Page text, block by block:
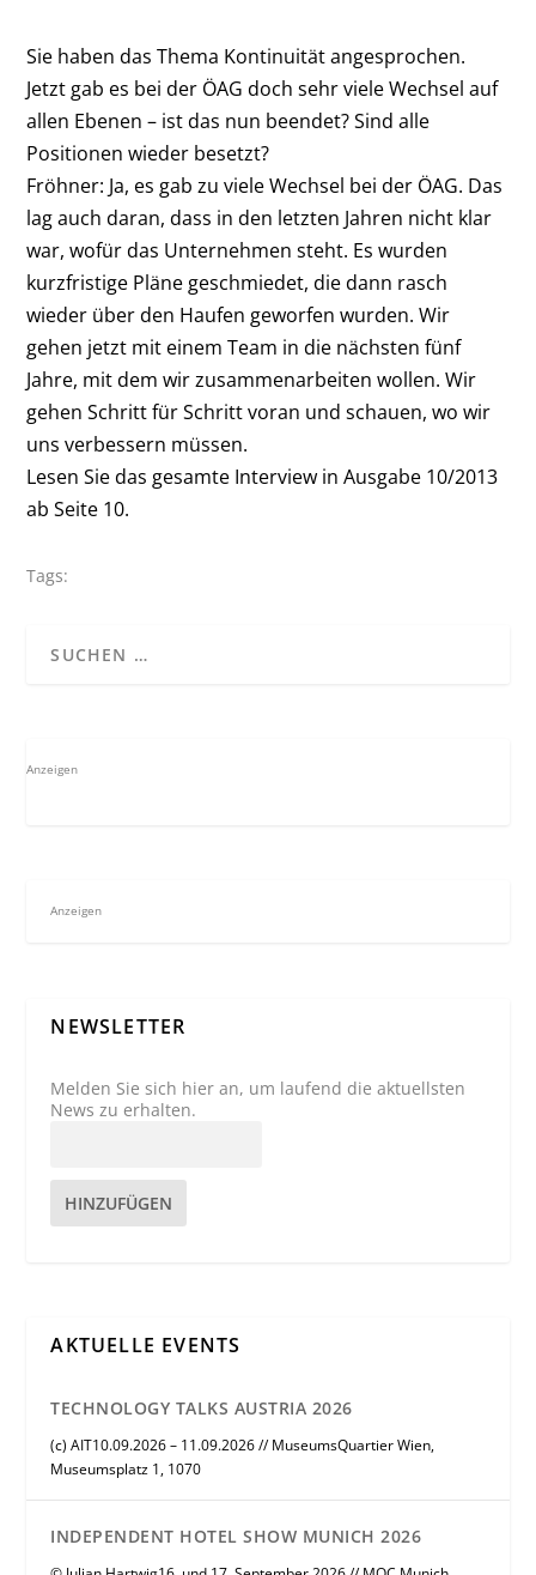
Sie haben das Thema Kontinuität angesprochen.
Jetzt gab es bei der ÖAG doch sehr viele Wechsel auf
allen Ebenen – ist das nun beendet? Sind alle
Positionen wieder besetzt?
Fröhner: Ja, es gab zu viele Wechsel bei der ÖAG. Das
lag auch daran, dass in den letzten Jahren nicht klar
war, wofür das Unternehmen steht. Es wurden
kurzfristige Pläne geschmiedet, die dann rasch
wieder über den Haufen geworfen wurden. Wir
gehen jetzt mit einem Team in die nächsten fünf
Jahre, mit dem wir zusammenarbeiten wollen. Wir
gehen Schritt für Schritt voran und schauen, wo wir
uns verbessern müssen.
Lesen Sie das gesamte Interview in Ausgabe 10/2013
ab Seite 10.
Tags:
Anzeigen
Anzeigen
NEWSLETTER
Melden Sie sich hier an, um laufend die aktuellsten
News zu erhalten.
HINZUFÜGEN
AKTUELLE EVENTS
TECHNOLOGY TALKS AUSTRIA 2026
(c) AIT10.09.2026 – 11.09.2026 // MuseumsQuartier Wien,
Museumsplatz 1, 1070
INDEPENDENT HOTEL SHOW MUNICH 2026